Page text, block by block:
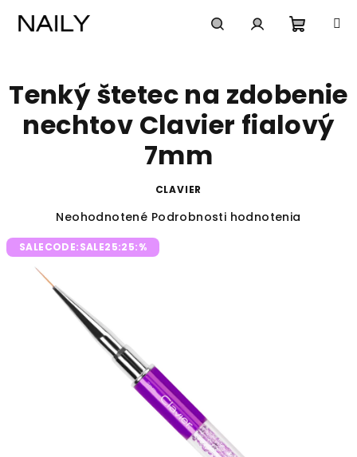
košík
Tenký štetec na zdobenie
nechtov Clavier fialový
7mm
CLAVIER
Priemerné
produktu
z
hviezdičiek.
Neohodnotené Podrobnosti hodnotenia
SALECODE:SALE25:25:%